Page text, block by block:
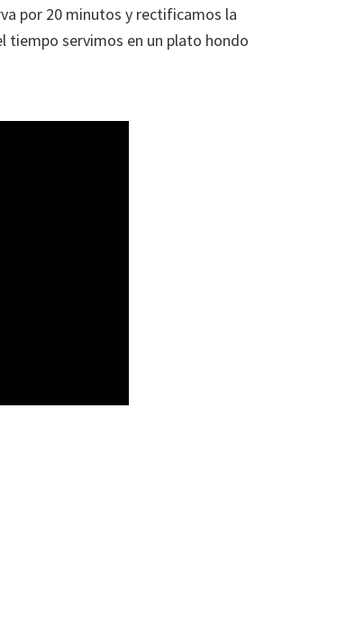
por 20 minutos y rectificamos la
tiempo servimos en un plato hondo